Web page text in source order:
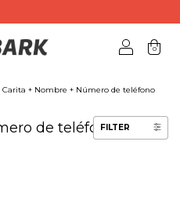
0
Carita + Nombre + Número de teléfono
de teléfonoFILTER